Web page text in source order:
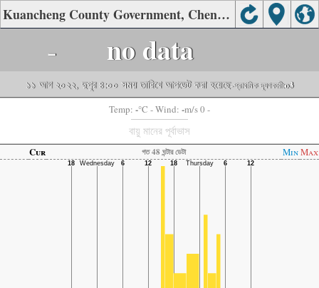
Kuancheng County Government, Chengde-এর বাতাসের গুণমান
- no data
১১ আগ ২০২২, দুপুর ৪:০০ সময় তারিখে আপডেট করা হয়েছে-প্রাথমিক দূষণকারী:o3
Temp: -°C - Wind: -m/s 0 -
বায়ু মানের পূর্বাভাস
Cur গত 48 ঘন্টার ডেটা MinMax